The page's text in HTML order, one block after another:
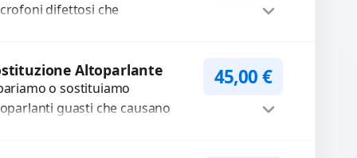
difettosi che
Diagnosi accurata e
di...
Altoparlante
o sostituiamo
guasti che causano
45,00€